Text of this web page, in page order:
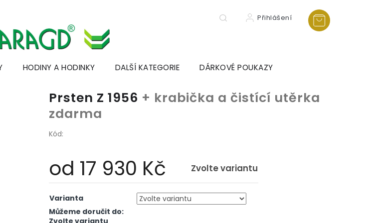
Přihlášení
HODINY A HODINKY DALŠÍ KATEGORIE DÁRKOVÉ POUKAZY
Prsten Z 1956 + krabička a čistící utěrka
zdarma
Kód:
od 17 930 Kč Zvolte variantu
cena:
Varianta
Můžeme doručit do:
Zvolte variantu